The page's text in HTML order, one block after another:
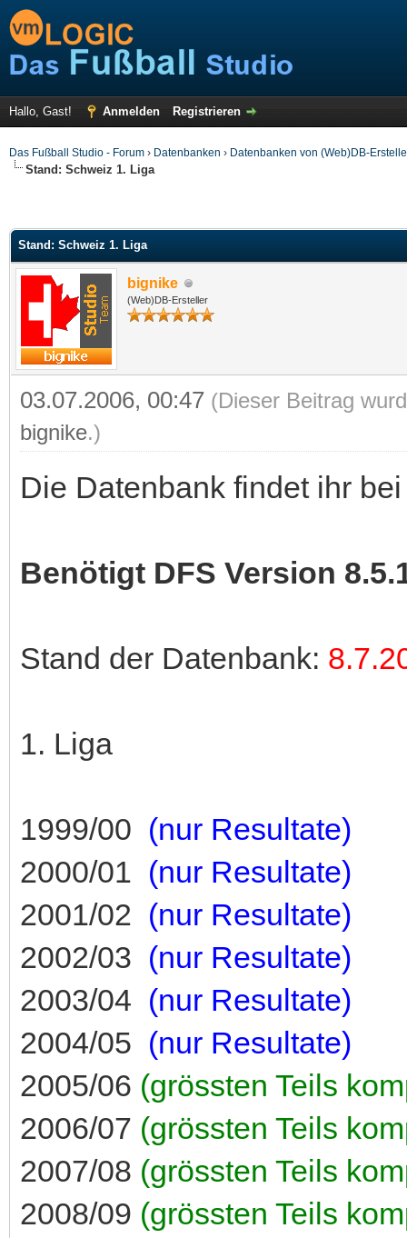
Hallo, Gast! Anmelden Registrieren
Das Fußball Studio - Forum › Datenbanken › Datenbanken von (Web)DB-
Stand: Schweiz 1. Liga
Stand: Schweiz 1. Liga
bignike
(Web)DB-Ersteller
03.07.2006, 00:47 (Dieser Beitrag
bignike.)
Die Datenbank findet ihr
Benötigt DFS Version
Stand der Datenbank:
1. Liga
1999/00 (nur Resultate)
2000/01 (nur Resultate)
2001/02 (nur Resultate)
2002/03 (nur Resultate)
2003/04 (nur Resultate)
2004/05 (nur Resultate)
2005/06 (grössten Teils
2006/07 (grössten Teils
2007/08 (grössten Teils
2008/09 (grössten Teils